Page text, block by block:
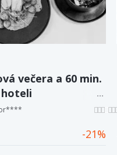
večera a 60 min.
v centre Košíc
21